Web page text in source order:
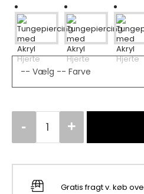
Gratis fragt v. køb